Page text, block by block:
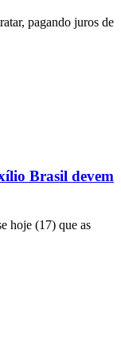
pagando juros de
Brasil devem
hoje (17) que as